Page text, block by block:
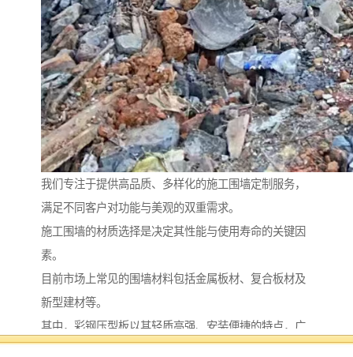
我们专注于提供高品质、多样化的施工围墙定制服务，
满足不同客户对功能与美观的双重需求。
施工围墙的材质选择是决定其性能与使用寿命的关键因
素。
目前市场上常见的围墙材料包括金属板材、复合板材及
新型建材等。
其中，彩钢压型板以其轻质高强、安装便捷的特点，广